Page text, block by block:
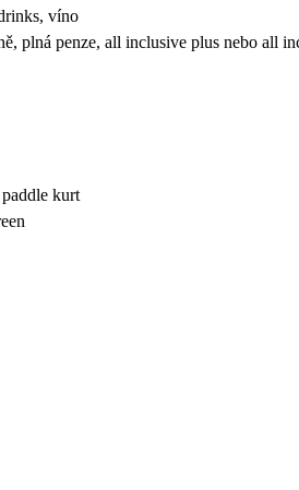
víno
plná penze, all inclusive plus nebo
kurt